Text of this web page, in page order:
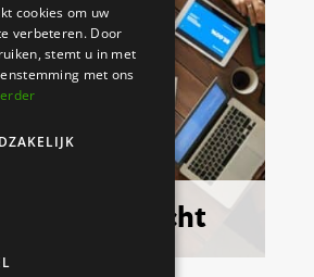
cookies om uw
verbeteren. Door
stemt u in met
met ons